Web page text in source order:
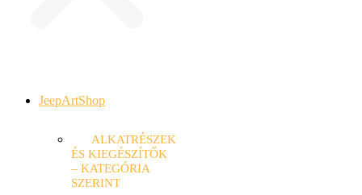
JeepArtShop
ALKATRÉSZEK
ÉS KIEGÉSZÍTŐK
– KATEGÓRIA
SZERINT